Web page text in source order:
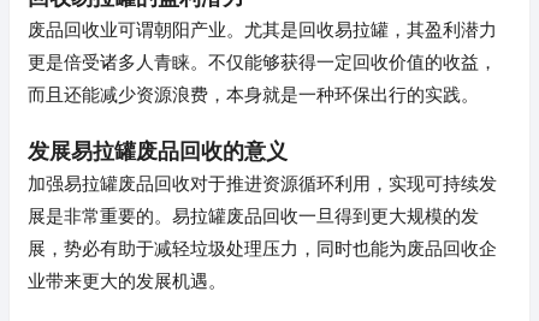
废品回收业可谓朝阳产业。尤其是回收易拉罐，其盈利潜力
更是倍受诸多人青睐。不仅能够获得一定回收价值的收益，
而且还能减少资源浪费，本身就是一种环保出行的实践。
发展易拉罐废品回收的意义
加强易拉罐废品回收对于推进资源循环利用，实现可持续发
展是非常重要的。易拉罐废品回收一旦得到更大规模的发
展，势必有助于减轻垃圾处理压力，同时也能为废品回收企
业带来更大的发展机遇。